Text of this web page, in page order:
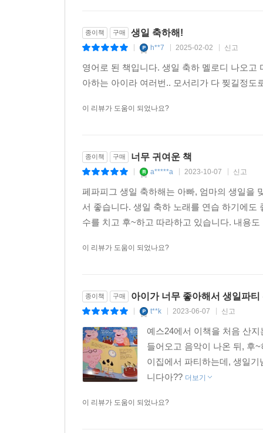
종이책 구매 생일 축하해!
h**7 2025-02-02 신고
영어로 된 책입니다. 생일 축하 멜로디 나오
아하는 아이라 여러번.. 모서리가 다 찢길정
이 리뷰가 도움이 되었나요?
종이책 구매 너무 귀여운 책
a*****a 2023-10-07 신고
페파피그 생일 축하해는 아빠, 엄마의 생일을
서 좋습니다. 생일 축하 노래를 연습 하기에
수를 치고 후~하고 따라하고 있습니다. 내용
이 리뷰가 도움이 되었나요?
종이책 구매 아이가 너무 좋아해서 생일파
t**k 2023-06-07 신고
예스24에서 이책을 처음 산
들어오고 음악이 나온 뒤, 후
이집에서 파티하는데, 생일
니다아?? 더보기
이 리뷰가 도움이 되었나요?